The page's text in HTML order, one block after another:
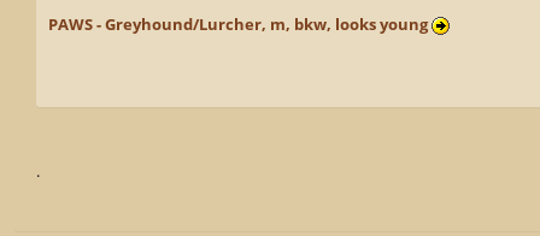
PAWS - Greyhound/Lurcher, m, bkw, looks young
.